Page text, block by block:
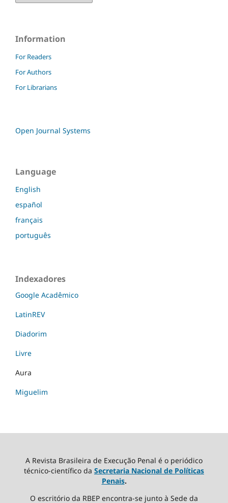
Information
For Readers
For Authors
For Librarians
Open Journal Systems
Language
English
español
français
português
Indexadores
Google Acadêmico
LatinREV
Diadorim
Livre
Aura
Miguelim
A Revista Brasileira de Execução Penal é o periódico
técnico-científico da Secretaria Nacional de Políticas
Penais.
O escritório da RBEP encontra-se junto à Sede da